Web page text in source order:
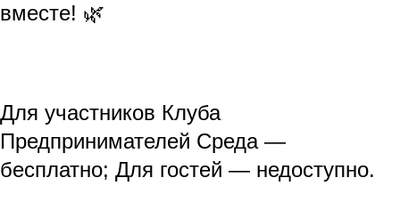
вместе! 🌿
Для участников Клуба
Предпринимателей Среда —
бесплатно; Для гостей — недоступно.